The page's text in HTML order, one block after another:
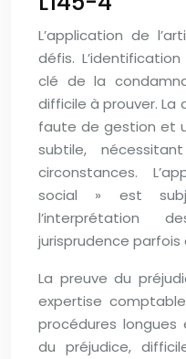
L’application de
défis.
clé de la
difficile à prouver. La
faute de gestion et
subtile,
circonstances.
social » est
l’interprétation
jurisprudence
La preuve du
expertise
procédures
du préjudice,